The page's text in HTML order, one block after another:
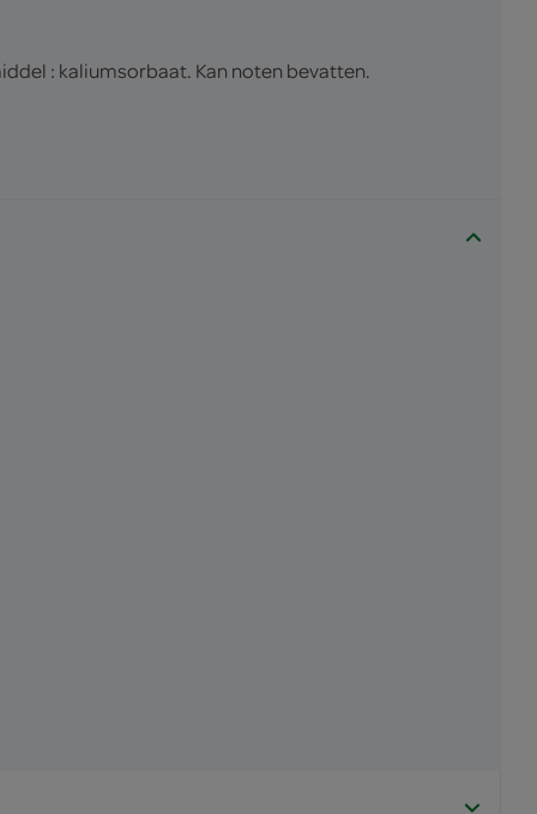
: kaliumsorbaat. Kan noten bevatten.